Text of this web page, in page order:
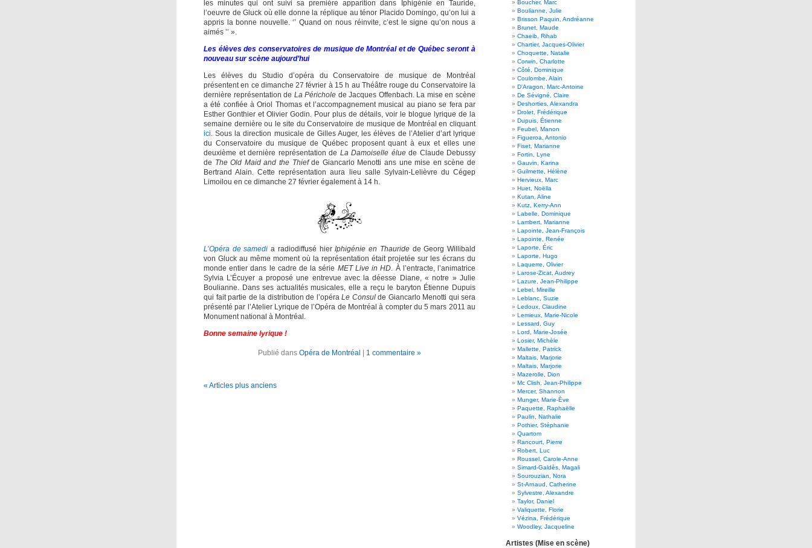
les minutes qui ont suivi sa première apparition dans Iphigénie en Tauride,
l’oeuvre de Gluck où elle donne la réplique au ténor Placido Domingo, qu’on lui a
appris la bonne nouvelle. ‘’ Quand on nous réinvite, c’est le signe qu’on nous a
aimés ’’ ».
Les élèves des conservatoires de musique de Montréal et de Québec seront à
nouveau sur scène aujourd’hui
Les élèves du Studio d’opéra du Conservatoire de musique de Montréal
présentent en ce dimanche 27 février à 15 h au Théâtre rouge du Conservatoire la
dernière représentation de La Périchole de Jacques Offenbach. La mise en scène
a été confiée à Oriol Thomas et l’accompagnement musical au piano se fera par
Esther Gonthier et Olivier Godin. Pour plus de détails, voir le blogue lyrique de la
semaine dernière ou le site du Conservatoire de musique de Montréal en cliquant
ici . Sous la direction musicale de Gilles Auger, les élèves de l’Atelier d’art lyrique
du Conservatoire du musique de Québec proposent quant à eux et elles une
deuxième et dernière représentation de La Damoiselle éluede Claude Debussy
de The Old Maid and the Thiefde Giancarlo Menotti ans une mise en scène de
Bertrand Alain. Cette représentation aura lieu salle Sylvain-Lelièvre du Cégep
Limoilou en ce dimanche 27 février également à 14 h.
L’Opéra de samedi a radiodiffusé hierIphigénie en Thauridede Georg Willibald
von Gluck au même moment où la représentation était projetée sur les écrans du
monde entier dans le cadre de la série MET Live in HD . À l’entracte, l’animatrice
Sylvia L’Écuyer a proposé une entrevue avec la déesse Diane, « notre » Julie
Boulianne.
Dans ses actualités musicales, elle a reçu le baryton Étienne Dupuis
qui fait partie de la distribution de l’opéra Le Consul de Giancarlo Menotti qui sera
présenté par l’Atelier Lyrique de l’Opéra de Montréal à compter du 5 mars 2011 au
Monument national à Montréal.
Bonne semaine lyrique !
Publié dans Opéra de Montréal | 1 commentaire »
« Articles plus anciens
Boucher, Marc
Boulianne, Julie
Brisson Paquin, Andréanne
Brunet, Maude
Chaeib, Rihab
Chartier, Jacques-Olivier
Choquette, Natalie
Corwin, Charlotte
Côté, Dominique
Coulombe, Alain
D'Aragon, Marc-Antoine
De Sévigné, Claire
Deshorties, Alexandra
Drolet, Frédérique
Dupuis, Étienne
Feubel, Manon
Figueroa, Antonio
Fiset, Marianne
Fortin, Lyne
Gauvin, Karina
Guilmette, Hélène
Hervieux, Marc
Huet, Noëlla
Kutan, Aline
Kutz, Kerry-Ann
Labelle, Dominique
Lambert, Marianne
Lapointe, Jean-François
Lapointe, Renée
Laporte, Éric
Laporte, Hugo
Laquerre, Olivier
Larose-Zicat, Audrey
Lazure, Jean-Philippe
Lebel, Mireille
Leblanc, Suzie
Ledoux, Claudine
Lemieux, Marie-Nicole
Lessard, Guy
Lord, Marie-Josée
Losier, Michèle
Mallette, Patrick
Maltais, Marjorie
Maltais, Marjorie
Mazerolle, Dion
Mc Clish, Jean-Philippe
Mercer, Shannon
Munger, Marie-Ève
Paquette, Raphaëlle
Paulin, Nathalie
Pothier, Stéphanie
Quartom
Rancourt, Pierre
Robert, Luc
Roussel, Carole-Anne
Simard-Galdès, Magali
Sourouzian, Nora
St-Arnaud, Catherine
Sylvestre, Alexandre
Taylor, Daniel
Valiquette, Florie
Vézina, Frédérique
Woodley, Jacqueline
Artistes (Mise en scène)